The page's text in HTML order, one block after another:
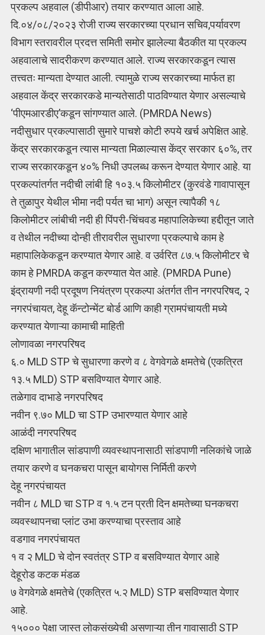
प्रकल्प अहवाल (डीपीआर) तयार करण्यात आला आहे.
दि.०४/०८/२०२३ रोजी राज्य सरकारच्या प्रधान सचिव,पर्यावरण
विभाग स्तरावरील प्रदत्त समिती समोर झालेल्या बैठकीत या प्रकल्प
अहवालाचे सादरीकरण करण्यात आले. राज्य सरकारकडून त्यास
तत्त्वतः मान्यता देण्यात आली. त्यामुळे राज्य सरकारच्या मार्फत हा
अहवाल केंद्र सरकारकडे मान्यतेसाठी पाठविण्यात येणार असल्याचे
‘पीएमआरडीए’कडून सांगण्यात आले. (PMRDA News)
नदीसुधार प्रकल्पासाठी सुमारे पाचशे कोटी रुपये खर्च अपेक्षित आहे.
केंद्र सरकारकडून त्यास मान्यता मिळाल्यास केंद्र सरकार ६०%, तर
राज्य सरकारकडून ४०% निधी उपलब्ध करून देण्यात येणार आहे. या
प्रकल्पांतर्गत नदीची लांबी हि १०३.५ किलोमीटर (कुरवंडे गावापासून
ते तुळापुर येथील भीमा नदी पर्यत चा भाग) असून त्यापैकी १८
किलोमीटर लांबीची नदी ही पिंपरी-चिंचवड महापालिकेच्या हद्दीतून जाते
व तेथील नदीच्या दोन्ही तीरावरील सुधारणा प्रकल्पाचे काम हे
महापालिकेकडून करण्यात येणार आहे. व उर्वरित ८७.५ किलोमीटर चे
काम हे PMRDA कडून करण्यात येत आहे. (PMRDA Pune)
इंद्रायणी नदी प्रदूषण नियंत्रण प्रकल्पा अंतर्गत तीन नगरपरिषद, २
नगरपंचायत, देहू कॅन्टोन्मेंट बोर्ड आणि काही ग्रामपंचायती मध्ये
करण्यात येणाऱ्या कामाची माहिती
लोणावळा नगरपरिषद
६.० MLD STP चे सुधारणा करणे व ८ वेगवेगळे क्षमतेचे (एकत्रित
१३.५ MLD) STP बसविण्यात येणार आहे.
तळेगाव दाभाडे नगरपरिषद
नवीन ९.७० MLD चा STP उभारण्यात येणार आहे
आळंदी नगरपरिषद
दक्षिण भागातील सांडपाणी व्यवस्थापनासाठी सांडपाणी नलिकांचे जाळे
तयार करणे व घनकचरा पासून बायोगस निर्मिती करणे
देहू नगरपंचायत
नवीन ८ MLD चा STP व १.५ टन प्रती दिन क्षमतेच्या घनकचरा
व्यवस्थापनचा प्लांट उभा करण्याचा प्रस्ताव आहे
वडगाव नगरपंचायत
१ व २ MLD चे दोन स्वतंत्र STP व बसविण्यात येणार आहे
देहूरोड कटक मंडळ
७ वेगवेगळे क्षमतेचे (एकत्रित ५.२ MLD) STP बसविण्यात येणार
आहे.
१५००० पेक्षा जास्त लोकसंख्येची असणाऱ्या तीन गावासाठी STP